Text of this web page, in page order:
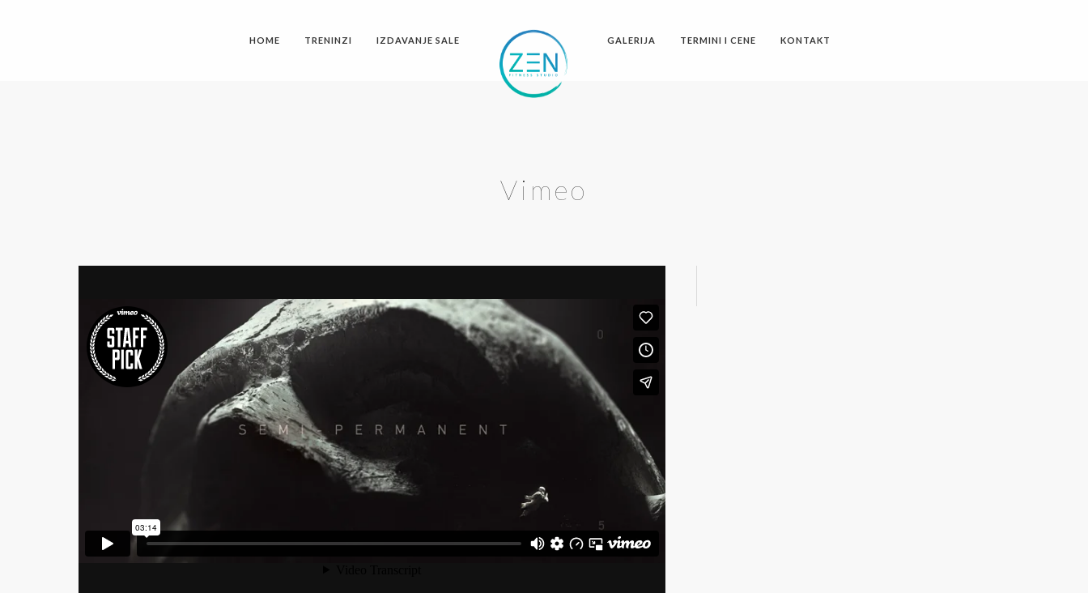
HOME TRENINZI IZDAVANJE SALE GALERIJA TERMINI I CENE KONTAKT
Vimeo